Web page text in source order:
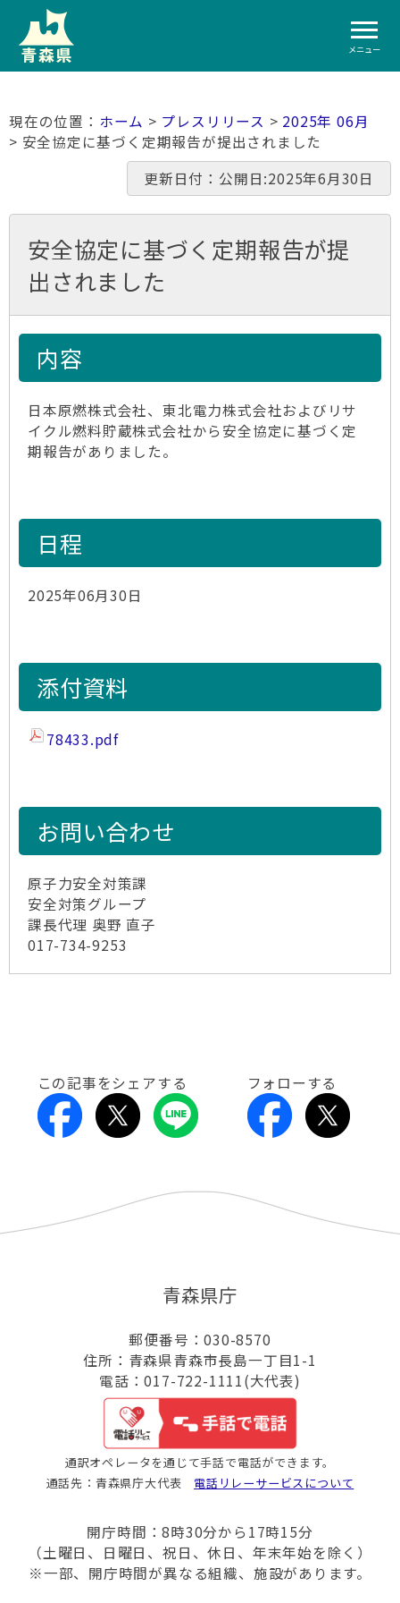
メニュー
ホーム > プレスリリース > 2025年 06月
> 安全協定に基づく定期報告が提出されました
更新日付：公開日:2025年6月30日
安全協定に基づく定期報告が提
出されました
内容
日本原燃株式会社、東北電力株式会社およびリサ
イクル燃料貯蔵株式会社から安全協定に基づく定
期報告がありました。
日程
2025年06月30日
添付資料
78433.pdf
お問い合わせ
原子力安全対策課
安全対策グループ
課長代理 奥野 直子
017-734-9253
この記事をシェアする フォローする
青森県庁
郵便番号：030-8570
住所：青森県青森市長島一丁目1-1
電話：017-722-1111(大代表)
通訳オペレータを通じて手話で電話ができます。
通話先：青森県庁大代表 電話リレーサービスについて
開庁時間：8時30分から17時15分
（土曜日、日曜日、祝日、休日、年末年始を除く）
※一部、開庁時間が異なる組織、施設があります。